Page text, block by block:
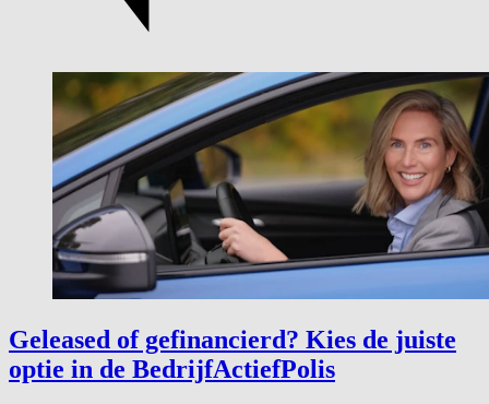
Geleased of gefinancierd? Kies de juiste
optie in de BedrijfActiefPolis